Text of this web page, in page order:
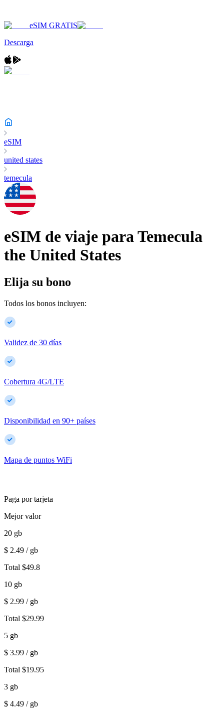
eSIM GRATIS
Descarga
eSIM
united states
temecula
eSIM de viaje paraTemecula
the United States
Elija su bono
Todos los bonos incluyen:
Validez de 30 días
Cobertura 4G/LTE
Disponibilidad en 90+ países
Mapa de puntos WiFi
Paga por tarjeta
Mejor valor
20 gb
$ 2.49 / gb
Total $49.8
10 gb
$ 2.99 / gb
Total $29.99
5 gb
$ 3.99 / gb
Total $19.95
3 gb
$ 4.49 / gb